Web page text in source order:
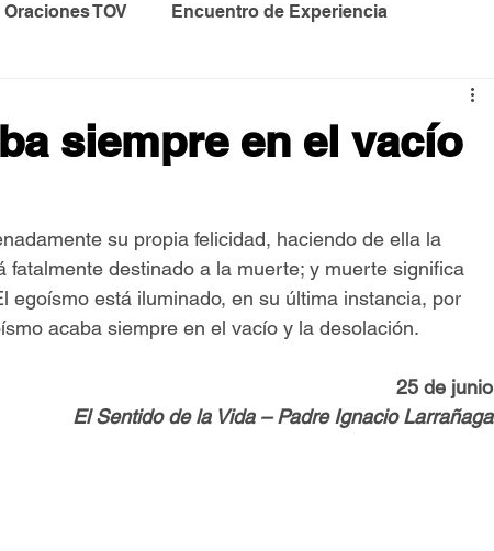
Oraciones TOV Encuentro de Experiencia
de Paz
siempre en el vacío
su propia felicidad, haciendo de ella la
fatalmente destinado a la muerte; y muerte significa
egoísmo está iluminado, en su última instancia, por
acaba siempre en el vacío y la desolación.
25 de junio
El Sentido de la Vida – Padre Ignacio Larrañaga